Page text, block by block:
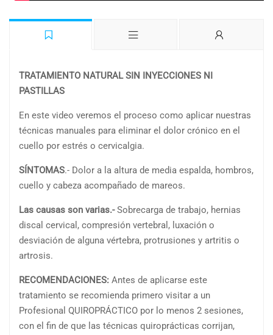
TRATAMIENTO NATURAL SIN INYECCIONES NI
PASTILLAS
En este video veremos el proceso como aplicar nuestras
técnicas manuales para eliminar el dolor crónico en el
cuello por estrés o cervicalgia.
SÍNTOMAS.- Dolor a la altura de media espalda, hombros,
cuello y cabeza acompañado de mareos.
Las causas son varias.-Sobrecarga de trabajo, hernias
discal cervical, compresión vertebral, luxación o
desviación de alguna vértebra, protrusiones y artritis o
artrosis.
RECOMENDACIONES: Antes de aplicarse este
tratamiento se recomienda primero visitar a un
Profesional QUIROPRÁCTICO por lo menos 2 sesiones,
con el fin de que las técnicas quiroprácticas corrijan,